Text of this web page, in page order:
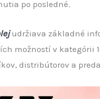
po posledné.
udržiava základné
možností v kategórii
distribútorov a